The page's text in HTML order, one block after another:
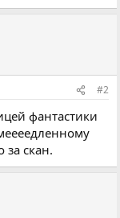
#2
фантастики
скан.